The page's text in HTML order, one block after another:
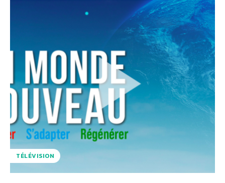
TÉLÉVISION